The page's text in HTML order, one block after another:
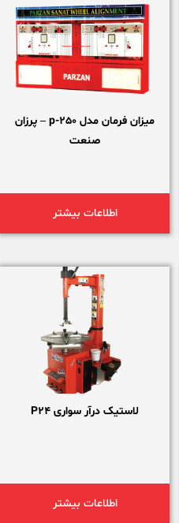
میزان فرمان مدل 250-p – پرزان
صنعت
اطلاعات بیشتر
لاستیک درآر سواری P24
اطلاعات بیشتر